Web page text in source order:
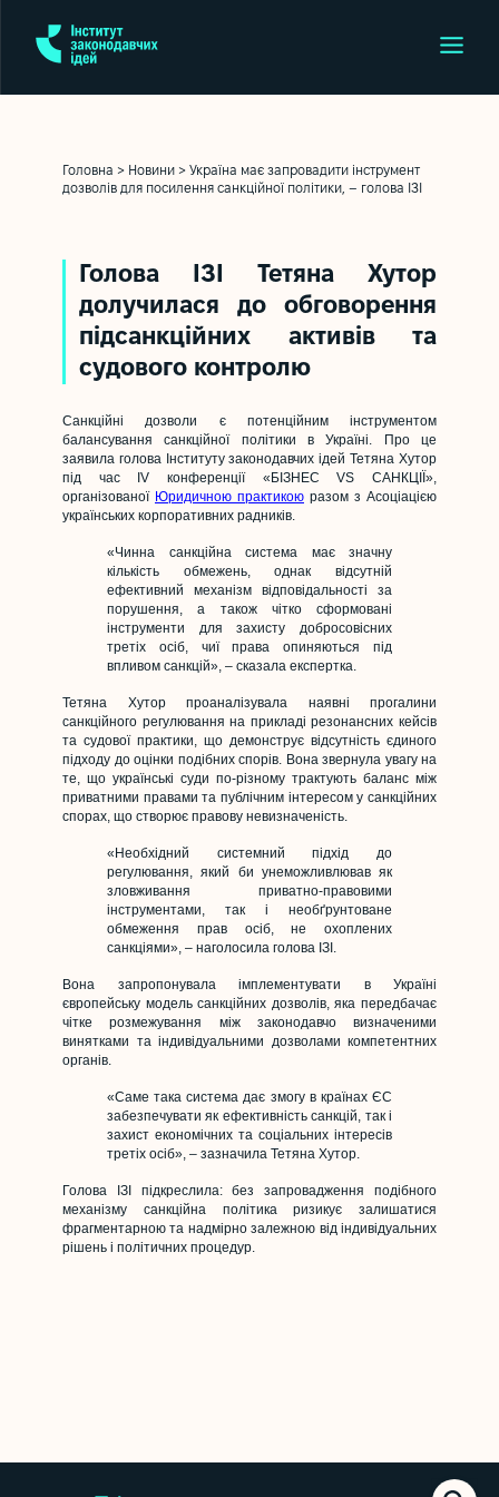
Головна > Новини > Україна має запровадити інструмент
дозволів для посилення санкційної політики, – голова ІЗІ
Голова ІЗІ Тетяна Хутор
долучилася до обговорення
підсанкційних активів та
судового контролю
Санкційні дозволи є потенційним інструментом
балансування санкційної політики в Україні. Про це
заявила голова Інституту законодавчих ідей Тетяна Хутор
під час IV конференції «БІЗНЕС VS САНКЦІЇ»,
організованої Юридичною практикою разом з Асоціацією
українських корпоративних радників.
«Чинна санкційна система має значну
кількість обмежень, однак відсутній
ефективний механізм відповідальності за
порушення, а також чітко сформовані
інструменти для захисту добросовісних
третіх осіб, чиї права опиняються під
впливом санкцій», – сказала експертка.
Тетяна Хутор проаналізувала наявні прогалини
санкційного регулювання на прикладі резонансних кейсів
та судової практики, що демонструє відсутність єдиного
підходу до оцінки подібних спорів. Вона звернула увагу на
те, що українські суди по-різному трактують баланс між
приватними правами та публічним інтересом у санкційних
спорах, що створює правову невизначеність.
«Необхідний системний підхід до
регулювання, який би унеможливлював як
зловживання приватно-правовими
інструментами, так і необґрунтоване
обмеження прав осіб, не охоплених
санкціями», – наголосила голова ІЗІ.
Вона запропонувала імплементувати в Україні
європейську модель санкційних дозволів, яка передбачає
чітке розмежування між законодавчо визначеними
винятками та індивідуальними дозволами компетентних
органів.
«Саме така система дає змогу в країнах ЄС
забезпечувати як ефективність санкцій, так і
захист економічних та соціальних інтересів
третіх осіб», – зазначила Тетяна Хутор.
Голова ІЗІ підкреслила: без запровадження подібного
механізму санкційна політика ризикує залишатися
фрагментарною та надмірно залежною від індивідуальних
рішень і політичних процедур.